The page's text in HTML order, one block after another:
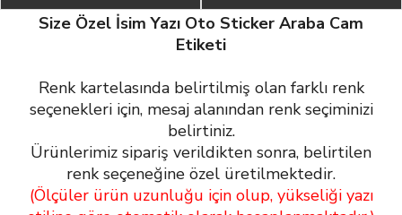
Size Özel İsim Yazı Oto Sticker Araba Cam
Etiketi
Renk kartelasında belirtilmiş olan farklı renk
seçenekleri için, mesaj alanından renk seçiminizi
belirtiniz.
Ürünlerimiz sipariş verildikten sonra, belirtilen
renk seçeneğine özel üretilmektedir.
(Ölçüler ürün uzunluğu için olup, yükseliği yazı